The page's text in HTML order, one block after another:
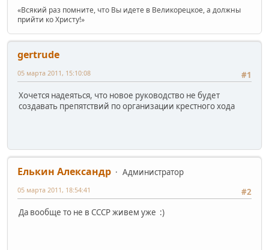
«Всякий раз помните, что Вы идете в Великорецкое, а должны
прийти ко Христу!»
gertrude
#1
05 марта 2011, 15:10:08
Хочется надеяться, что новое руководство не будет
создавать препятствий по организации крестного хода
Елькин Александр
Администратор
#2
05 марта 2011, 18:54:41
Да вообще то не в СССР живем уже :)